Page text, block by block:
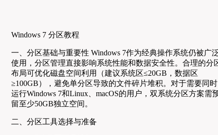
Windows 7 分区教程
一、分区基础与重要性 Windows 7作为经典操作系统仍被广
使用，分区管理直接影响系统性能和数据安全性。合理的分
布局可优化磁盘空间利用（建议系统区≤20GB，数据区
≥100GB），避免单分区导致的文件碎片堆积。对于需要同时
运行Windows 7和Linux、macOS的用户，双系统分区方案需
留至少50GB独立空间。
二、分区工具选择与准备